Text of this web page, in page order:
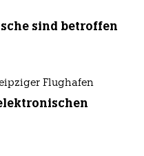
sind betroffen
Flughafen